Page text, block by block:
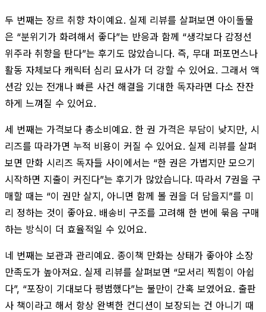
두 번째는 장르 취향 차이예요. 실제 리뷰를 살펴보면 아이돌물
은 “분위기가 화려해서 좋다”는 반응과 함께 “생각보다 감정선
위주라 취향을 탄다”는 후기도 많았습니다. 즉, 무대 퍼포먼스나
활동 자체보다 캐릭터 심리 묘사가 더 강할 수 있어요. 그래서 액
션감 있는 전개나 빠른 사건 해결을 기대한 독자라면 다소 잔잔
하게 느껴질 수 있어요.
세 번째는 가격보다 총소비예요. 한 권 가격은 부담이 낮지만, 시
리즈를 따라가면 누적 비용이 커질 수 있어요. 실제 리뷰를 살펴
보면 만화 시리즈 독자들 사이에서는 “한 권은 가볍지만 모으기
시작하면 지출이 커진다”는 후기가 많았습니다. 따라서 7권을 구
매할 때는 “이 권만 살지, 아니면 함께 볼 권을 더 담을지”를 미
리 정하는 것이 좋아요. 배송비 구조를 고려해 한 번에 묶음 구매
하는 방식이 더 효율적일 수 있어요.
네 번째는 보관과 관리예요. 종이책 만화는 상태가 좋아야 소장
만족도가 높아져요. 실제 리뷰를 살펴보면 “모서리 찍힘이 아쉽
다”, “포장이 기대보다 평범했다”는 불만이 간혹 보였어요. 출판
사 책이라고 해서 항상 완벽한 컨디션이 보장되는 건 아니기 때